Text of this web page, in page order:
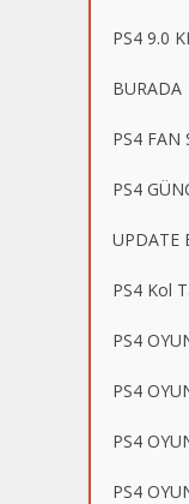
PS4 9.0
BURADA
PS4 FAN
PS4
UPDATE
PS4 Kol
PS4
PS4
PS4
PS4